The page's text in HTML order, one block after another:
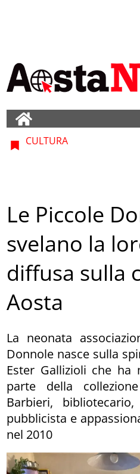
CULTURA
Le Piccole
svelano la
diffusa sulla
Aosta
La neonata
Donnole nasce sulla
Ester Gallizioli che ha
parte della
Barbieri,
pubblicista e
nel 2010